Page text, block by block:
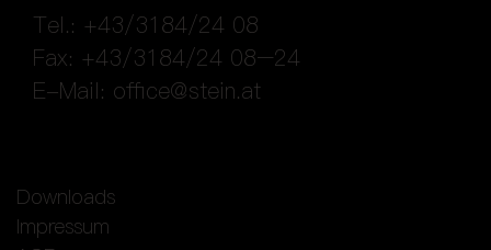
Tel.: +43/3184/24 08
Fax: +43/3184/24 08–24
E-Mail: office@stein.at
Downloads
Impressum